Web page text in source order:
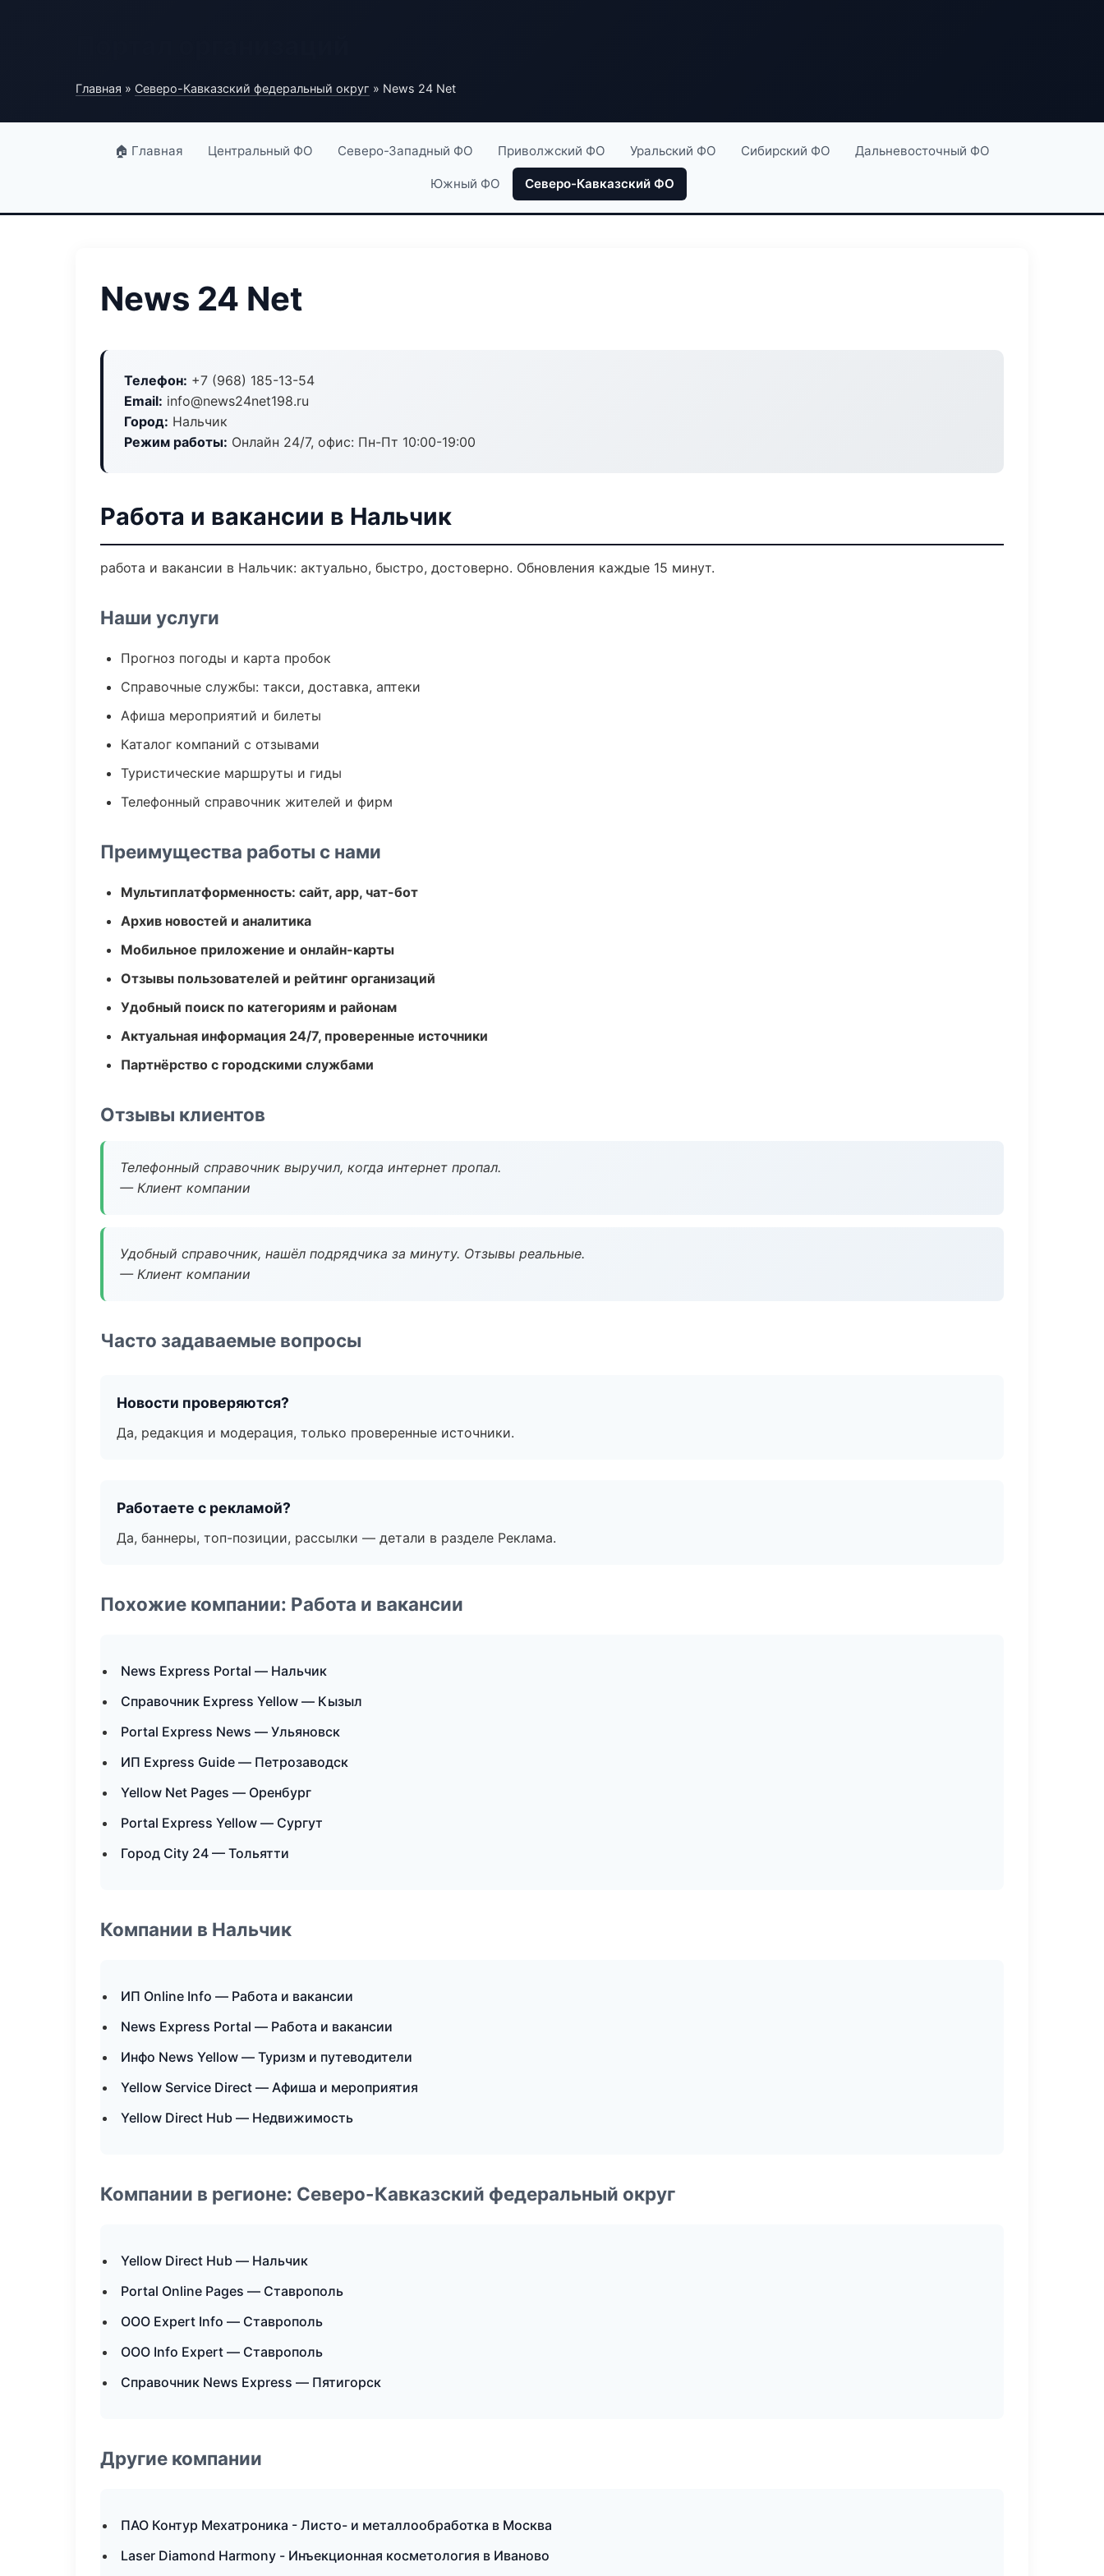
Главная » Северо-Кавказский федеральный округ » News 24 Net
🏠 Главная Центральный ФО Северо-Западный ФО Приволжский ФО Уральский ФО Сибирский ФО Дальневосточный ФО
Южный ФО Северо-Кавказский ФО
News 24 Net
Телефон: +7 (968) 185-13-54
Email: info@news24net198.ru
Город: Нальчик
Режим работы: Онлайн 24/7, офис: Пн-Пт 10:00-19:00
Работа и вакансии в Нальчик
работа и вакансии в Нальчик: актуально, быстро, достоверно. Обновления каждые 15 минут.
Наши услуги
Прогноз погоды и карта пробок
Справочные службы: такси, доставка, аптеки
Афиша мероприятий и билеты
Каталог компаний с отзывами
Туристические маршруты и гиды
Телефонный справочник жителей и фирм
Преимущества работы с нами
Мультиплатформенность: сайт, app, чат-бот
Архив новостей и аналитика
Мобильное приложение и онлайн-карты
Отзывы пользователей и рейтинг организаций
Удобный поиск по категориям и районам
Актуальная информация 24/7, проверенные источники
Партнёрство с городскими службами
Отзывы клиентов
Телефонный справочник выручил, когда интернет пропал.
— Клиент компании
Удобный справочник, нашёл подрядчика за минуту. Отзывы реальные.
— Клиент компании
Часто задаваемые вопросы
Новости проверяются?
Да, редакция и модерация, только проверенные источники.
Работаете с рекламой?
Да, баннеры, топ-позиции, рассылки — детали в разделе Реклама.
Похожие компании: Работа и вакансии
News Express Portal — Нальчик
Справочник Express Yellow — Кызыл
Portal Express News — Ульяновск
ИП Express Guide — Петрозаводск
Yellow Net Pages — Оренбург
Portal Express Yellow — Сургут
Город City 24 — Тольятти
Компании в Нальчик
ИП Online Info — Работа и вакансии
News Express Portal — Работа и вакансии
Инфо News Yellow — Туризм и путеводители
Yellow Service Direct — Афиша и мероприятия
Yellow Direct Hub — Недвижимость
Компании в регионе: Северо-Кавказский федеральный округ
Yellow Direct Hub — Нальчик
Portal Online Pages — Ставрополь
ООО Expert Info — Ставрополь
ООО Info Expert — Ставрополь
Справочник News Express — Пятигорск
Другие компании
ПАО Контур Мехатроника - Листо- и металлообработка в Москва
Laser Diamond Harmony - Инъекционная косметология в Иваново